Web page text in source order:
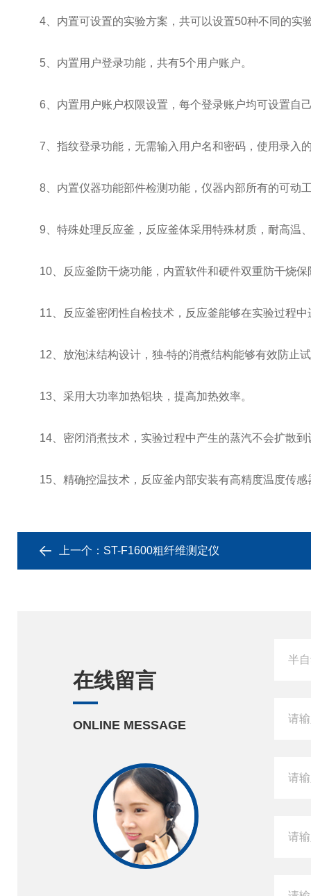
4、内置可设置的实验方案，共可以设置50种不同的实
5、内置用户登录功能，共有5个用户账户。
6、内置用户账户权限设置，每个登录账户均可设置自
7、指纹登录功能，无需输入用户名和密码，使用录入
8、内置仪器功能部件检测功能，仪器内部所有的可动
9、特殊处理反应釜，反应釜体采用特殊材质，耐高温
10、反应釜防干烧功能，内置软件和硬件双重防干烧保
11、反应釜密闭性自检技术，反应釜能够在实验过程中
12、放泡沫结构设计，独-特的消煮结构能够有效防止试
13、采用大功率加热铝块，提高加热效率。
14、密闭消煮技术，实验过程中产生的蒸汽不会扩散到
15、精确控温技术，反应釜内部安装有高精度温度传感
上一个： ST-F1600粗纤维测定仪
在线留言
ONLINE MESSAGE